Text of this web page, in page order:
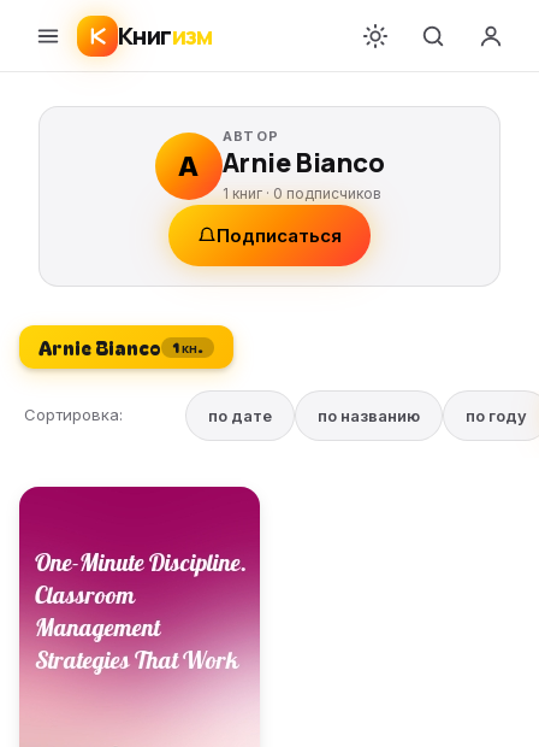
Книгизм
A
АВТОР
Arnie Bianco
1 книг · 0 подписчиков
Подписаться
Arnie Bianco 1 кн.
Сортировка: по дате по названию по году